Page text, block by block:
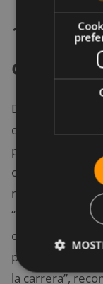
1.
carrera
Decidir entre
de correr o al
personales. Si
o carrera a
necesita sin
“Si
entrenas
de que parte de
pavimento. Así
la carrera”,